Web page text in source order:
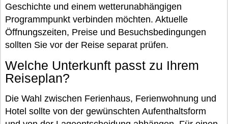
Geschichte und einem wetterunabhängigen
Programmpunkt verbinden möchten. Aktuelle
Öffnungszeiten, Preise und Besuchsbedingungen
sollten Sie vor der Reise separat prüfen.
Welche Unterkunft passt zu Ihrem
Reiseplan?
Die Wahl zwischen Ferienhaus, Ferienwohnung und
Hotel sollte von der gewünschten Aufenthaltsform